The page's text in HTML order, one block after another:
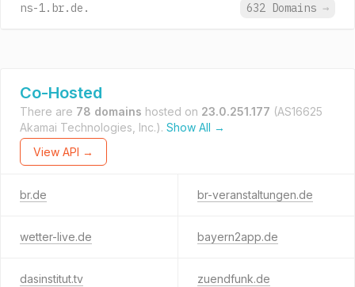
ns-1.br.de.
632 Domains →
Co-Hosted
There are 78 domains hosted on 23.0.251.177 (AS16625
Akamai Technologies, Inc.). Show All →
View API →
br.de br-veranstaltungen.de
wetter-live.de bayern2app.de
dasinstitut.tv zuendfunk.de